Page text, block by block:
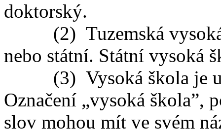
doktorský.
(2) Tuzemská vysoká
nebo státní. Státní vysoká
(3) Vysoká škola je
Označení „vysoká škola”,
slov mohou mít ve svém